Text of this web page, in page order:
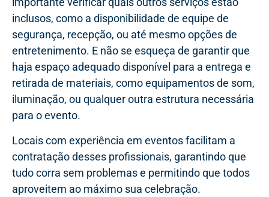
inclusos, como a disponibilidade de equipe de
segurança, recepção, ou até mesmo opções de
entretenimento. E não se esqueça de garantir que
haja espaço adequado disponível para a entrega e
retirada de materiais, como equipamentos de som,
iluminação, ou qualquer outra estrutura necessária
para o evento.
Locais com experiência em eventos facilitam a
contratação desses profissionais, garantindo que
tudo corra sem problemas e permitindo que todos
aproveitem ao máximo sua celebração.